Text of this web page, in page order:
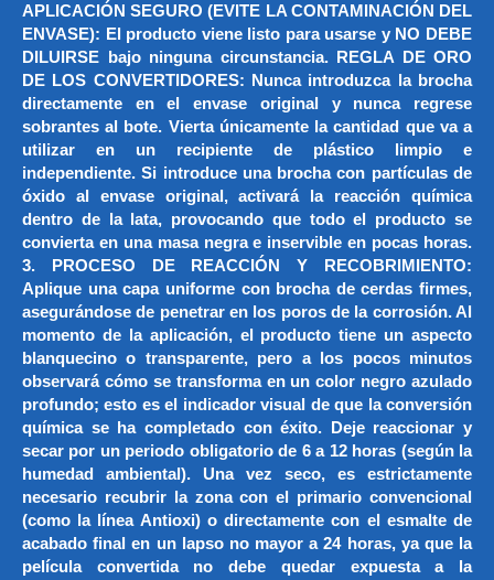
APLICACIÓN SEGURO (EVITE LA CONTAMINACIÓN DEL
ENVASE): El producto viene listo para usarse y NO DEBE
DILUIRSE bajo ninguna circunstancia. REGLA DE ORO
DE LOS CONVERTIDORES: Nunca introduzca la brocha
directamente en el envase original y nunca regrese
sobrantes al bote. Vierta únicamente la cantidad que va a
utilizar en un recipiente de plástico limpio e
independiente. Si introduce una brocha con partículas de
óxido al envase original, activará la reacción química
dentro de la lata, provocando que todo el producto se
convierta en una masa negra e inservible en pocas horas.
3. PROCESO DE REACCIÓN Y RECOBRIMIENTO:
Aplique una capa uniforme con brocha de cerdas firmes,
asegurándose de penetrar en los poros de la corrosión. Al
momento de la aplicación, el producto tiene un aspecto
blanquecino o transparente, pero a los pocos minutos
observará cómo se transforma en un color negro azulado
profundo; esto es el indicador visual de que la conversión
química se ha completado con éxito. Deje reaccionar y
secar por un periodo obligatorio de 6 a 12 horas (según la
humedad ambiental). Una vez seco, es estrictamente
necesario recubrir la zona con el primario convencional
(como la línea Antioxi) o directamente con el esmalte de
acabado final en un lapso no mayor a 24 horas, ya que la
película convertida no debe quedar expuesta a la